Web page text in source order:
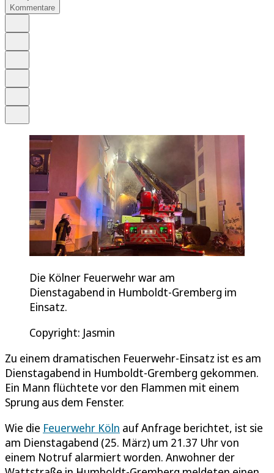
Kommentare
Die Kölner Feuerwehr war am
Dienstagabend in Humboldt-Gremberg im
Einsatz.
Copyright: Jasmin
Zu einem dramatischen Feuerwehr-Einsatz ist es am
Dienstagabend in Humboldt-Gremberg gekommen.
Ein Mann flüchtete vor den Flammen mit einem
Sprung aus dem Fenster.
Wie die Feuerwehr Köln auf Anfrage berichtet, ist sie
am Dienstagabend (25. März) um 21.37 Uhr von
einem Notruf alarmiert worden. Anwohner der